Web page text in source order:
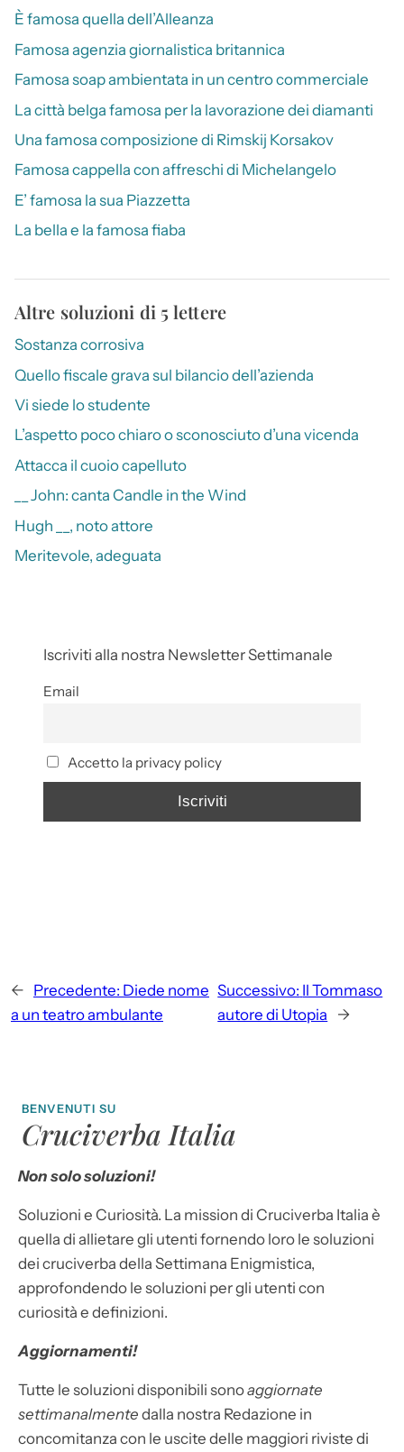
È famosa quella dell’Alleanza
Famosa agenzia giornalistica britannica
Famosa soap ambientata in un centro commerciale
La città belga famosa per la lavorazione dei diamanti
Una famosa composizione di Rimskij Korsakov
Famosa cappella con affreschi di Michelangelo
E’ famosa la sua Piazzetta
La bella e la famosa fiaba
Altre soluzioni di 5 lettere
Sostanza corrosiva
Quello fiscale grava sul bilancio dell’azienda
Vi siede lo studente
L’aspetto poco chiaro o sconosciuto d’una vicenda
Attacca il cuoio capelluto
__ John: canta Candle in the Wind
Hugh __, noto attore
Meritevole, adeguata
Iscriviti alla nostra Newsletter Settimanale
Email
Accetto la privacy policy
← Precedente: Diede nome
a un teatro ambulante
Successivo: Il Tommaso
autore di Utopia
→
BENVENUTI SU
Cruciverba Italia
Non solo soluzioni!
Soluzioni e Curiosità. La mission di Cruciverba Italia è
quella di allietare gli utenti fornendo loro le soluzioni
dei cruciverba della Settimana Enigmistica,
approfondendo le soluzioni per gli utenti con
curiosità e definizioni.
Aggiornamenti!
Tutte le soluzioni disponibili sonoaggiornate
settimanalmente dalla nostra Redazione in
concomitanza con le uscite delle maggiori riviste di